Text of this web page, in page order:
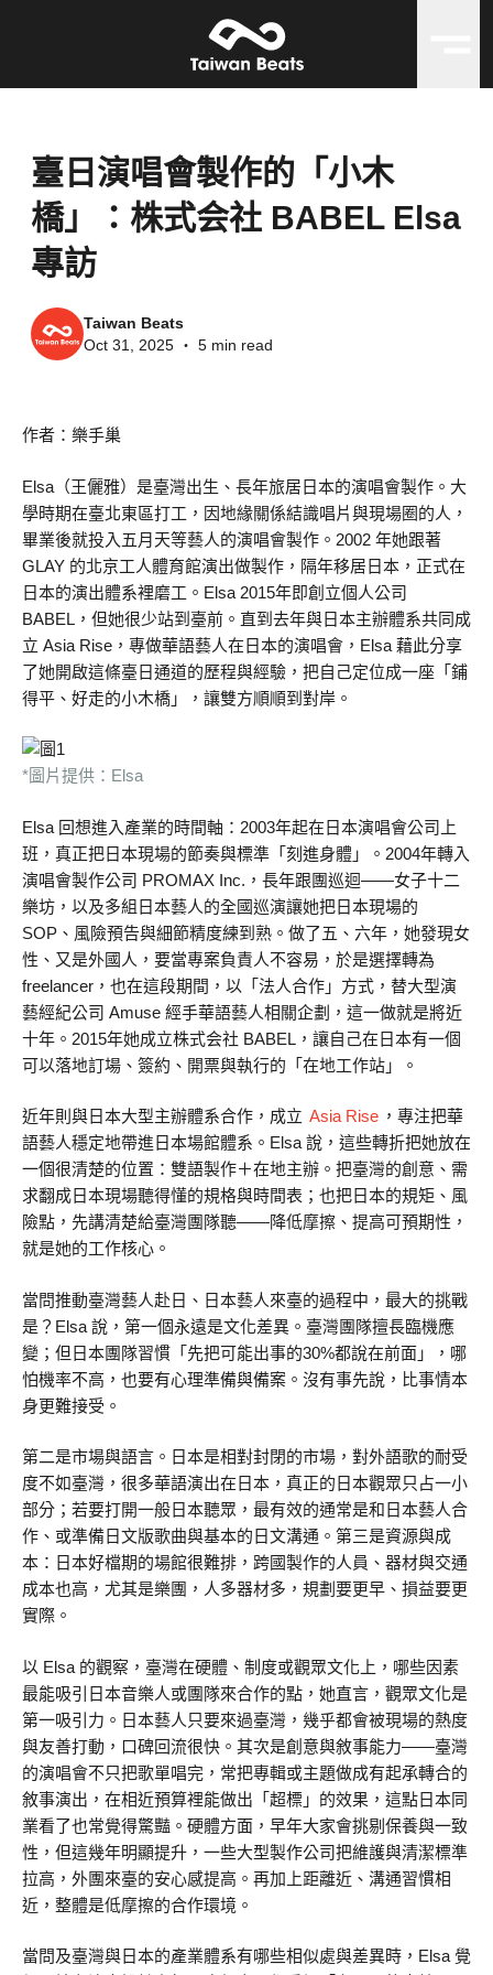
臺日演唱會製作的「小木
橋」：株式会社 BABEL Elsa
專訪
Taiwan Beats
Oct 31, 2025 ・ 5 min read
作者：樂手巢
Elsa（王儷雅）是臺灣出生、長年旅居日本的演唱會製作。大
學時期在臺北東區打工，因地緣關係結識唱片與現場圈的人，
畢業後就投入五月天等藝人的演唱會製作。2002 年她跟著
GLAY 的北京工人體育館演出做製作，隔年移居日本，正式在
日本的演出體系裡磨工。Elsa 2015年即創立個人公司
BABEL，但她很少站到臺前。直到去年與日本主辦體系共同成
立 Asia Rise，專做華語藝人在日本的演唱會，Elsa 藉此分享
了她開啟這條臺日通道的歷程與經驗，把自己定位成一座「鋪
得平、好走的小木橋」，讓雙方順順到對岸。
*圖片提供：Elsa
Elsa 回想進入產業的時間軸：2003年起在日本演唱會公司上
班，真正把日本現場的節奏與標準「刻進身體」。2004年轉入
演唱會製作公司 PROMAX Inc.，長年跟團巡迴——女子十二
樂坊，以及多組日本藝人的全國巡演讓她把日本現場的
SOP、風險預告與細節精度練到熟。做了五、六年，她發現女
性、又是外國人，要當專案負責人不容易，於是選擇轉為
freelancer，也在這段期間，以「法人合作」方式，替大型演
藝經紀公司 Amuse 經手華語藝人相關企劃，這一做就是將近
十年。2015年她成立株式会社 BABEL，讓自己在日本有一個
可以落地訂場、簽約、開票與執行的「在地工作站」。
近年則與日本大型主辦體系合作，成立 Asia Rise ，專注把華
語藝人穩定地帶進日本場館體系。Elsa 說，這些轉折把她放在
一個很清楚的位置：雙語製作＋在地主辦。把臺灣的創意、需
求翻成日本現場聽得懂的規格與時間表；也把日本的規矩、風
險點，先講清楚給臺灣團隊聽——降低摩擦、提高可預期性，
就是她的工作核心。
當問推動臺灣藝人赴日、日本藝人來臺的過程中，最大的挑戰
是？Elsa 說，第一個永遠是文化差異。臺灣團隊擅長臨機應
變；但日本團隊習慣「先把可能出事的30%都說在前面」，哪
怕機率不高，也要有心理準備與備案。沒有事先說，比事情本
身更難接受。
第二是市場與語言。日本是相對封閉的市場，對外語歌的耐受
度不如臺灣，很多華語演出在日本，真正的日本觀眾只占一小
部分；若要打開一般日本聽眾，最有效的通常是和日本藝人合
作、或準備日文版歌曲與基本的日文溝通。第三是資源與成
本：日本好檔期的場館很難排，跨國製作的人員、器材與交通
成本也高，尤其是樂團，人多器材多，規劃要更早、損益要更
實際。
以 Elsa 的觀察，臺灣在硬體、制度或觀眾文化上，哪些因素
最能吸引日本音樂人或團隊來合作的點，她直言，觀眾文化是
第一吸引力。日本藝人只要來過臺灣，幾乎都會被現場的熱度
與友善打動，口碑回流很快。其次是創意與敘事能力——臺灣
的演唱會不只把歌單唱完，常把專輯或主題做成有起承轉合的
敘事演出，在相近預算裡能做出「超標」的效果，這點日本同
業看了也常覺得驚豔。硬體方面，早年大家會挑剔保養與一致
性，但這幾年明顯提升，一些大型製作公司把維護與清潔標準
拉高，外團來臺的安心感提高。再加上距離近、溝通習慣相
近，整體是低摩擦的合作環境。
當問及臺灣與日本的產業體系有哪些相似處與差異時，Elsa 覺